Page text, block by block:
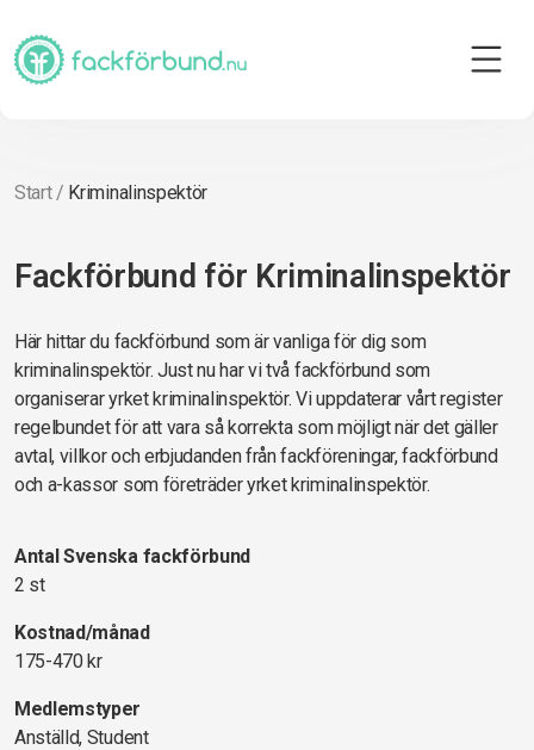
Start/ Kriminalinspektör
Fackförbund för Kriminalinspektör
Här hittar du fackförbund som är vanliga för dig som
kriminalinspektör. Just nu har vi två fackförbund som
organiserar yrket kriminalinspektör. Vi uppdaterar vårt register
regelbundet för att vara så korrekta som möjligt när det gäller
avtal, villkor och erbjudanden från fackföreningar, fackförbund
och a-kassor som företräder yrket kriminalinspektör.
Antal Svenska fackförbund
2 st
Kostnad/månad
175-470 kr
Medlemstyper
Anställd, Student